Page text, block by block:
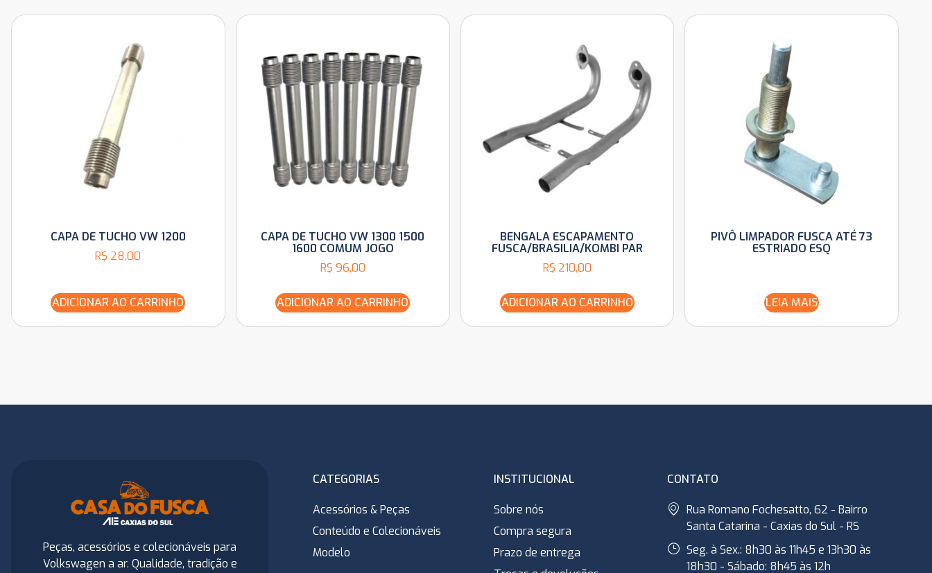
CAPA DE TUCHO VW 1200
R$ 28,00
ADICIONAR AO CARRINHO
CAPA DE TUCHO VW 1300 1500
1600 COMUM JOGO
R$ 96,00
ADICIONAR AO CARRINHO
BENGALA ESCAPAMENTO
FUSCA/BRASILIA/KOMBI PAR
R$ 210,00
ADICIONAR AO CARRINHO
PIVÔ LIMPADOR FUSCA ATÉ 73
ESTRIADO ESQ
LEIA MAIS
Peças, acessórios e colecionáveis para
Volkswagen a ar. Qualidade, tradição e
CATEGORIAS
Acessórios & Peças
Conteúdo e Colecionáveis
Modelo
INSTITUCIONAL
Sobre nós
Compra segura
Prazo de entrega
CONTATO
Rua Romano Fochesatto, 62 - Bairro
Santa Catarina - Caxias do Sul - RS
Seg. à Sex.: 8h30 às 11h45 e 13h30 às
18h30 - Sábado: 8h45 às 12h